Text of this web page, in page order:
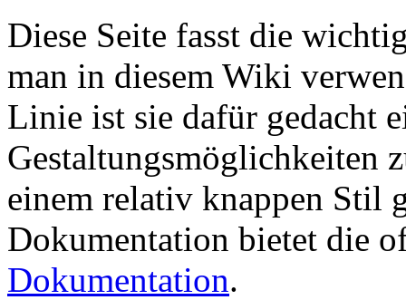
Diese Seite fasst die
man in diesem Wiki
Linie ist sie dafür gedacht
Gestaltungsmöglichkeiten
einem relativ knappen Stil
Dokumentation bietet die
Dokumentation.